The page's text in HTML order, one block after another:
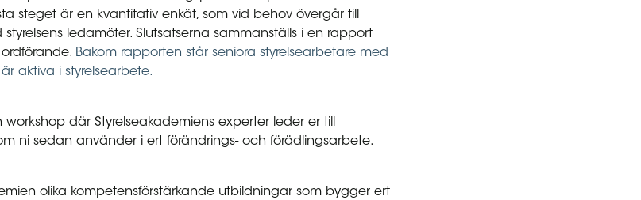
steget är en kvantitativ enkät, som vid behov övergår till
ledamöter. Slutsatserna sammanställs i en rapport
Bakom rapporten står seniora styrelsearbetare med
aktiva i styrelsearbete.
workshop där Styrelseakademiens experter leder er till
ni sedan använder i ert förändrings- och förädlingsarbete.
olika kompetensförstärkande utbildningar som bygger ert